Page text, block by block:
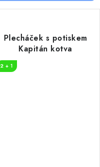
Plecháček s potiskem
Kapitán kotva
2 + 1